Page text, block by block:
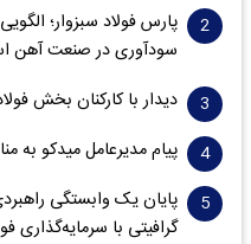
پارس فولاد سبزوار؛
سود‌آوری در صنعت آهن
دیدار با کارکنان بخش
پیام مدیرعامل میدکو به
پایان یک وابستگی
گرافیتی با سرمایه‌گذاری